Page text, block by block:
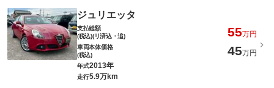
ジュリエッタ
支払総額
(税込)(リ済込・追)
55万円
車両本体価格
(税込)
45万円
年式2013年
走行5.9万km